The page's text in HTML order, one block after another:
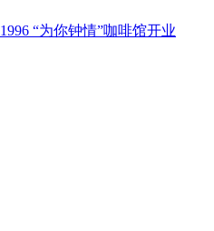
1996 “为你钟情”咖啡馆开业